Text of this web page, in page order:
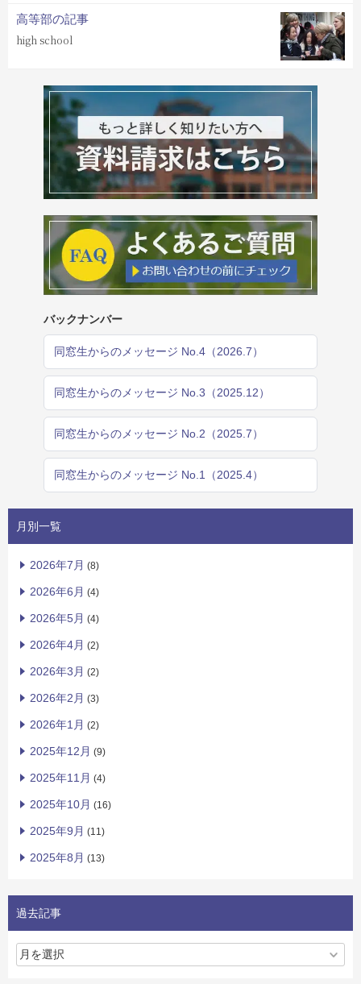
高等部の記事
high school
バックナンバー
同窓生からのメッセージ No.4（2026.7）
同窓生からのメッセージ No.3（2025.12）
同窓生からのメッセージ No.2（2025.7）
同窓生からのメッセージ No.1（2025.4）
月別一覧
2026年7月 (8)
2026年6月 (4)
2026年5月 (4)
2026年4月 (2)
2026年3月 (2)
2026年2月 (3)
2026年1月 (2)
2025年12月 (9)
2025年11月 (4)
2025年10月 (16)
2025年9月 (11)
2025年8月 (13)
過去記事